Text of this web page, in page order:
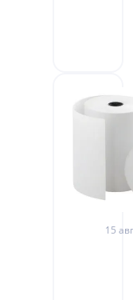
15